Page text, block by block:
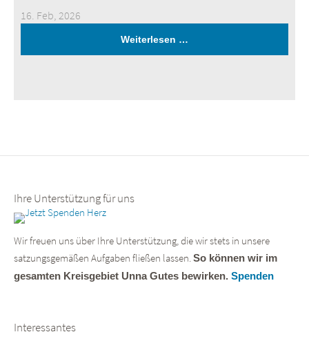
16. Feb, 2026
Weiterlesen …
Ihre Unterstützung für uns
Wir freuen uns über Ihre Unterstützung, die wir stets in unsere
satzungsgemäßen Aufgaben fließen lassen.So können wir im
gesamten Kreisgebiet Unna Gutes bewirken.Spenden
Interessantes